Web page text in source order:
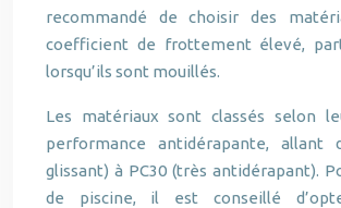
recommandé de choisir des
coefficient de frottement élevé,
lorsqu’ils sont mouillés.
Les matériaux sont classés selon
performance antidérapante, allant
glissant) à PC30 (très antidérapant).
de piscine, il est conseillé